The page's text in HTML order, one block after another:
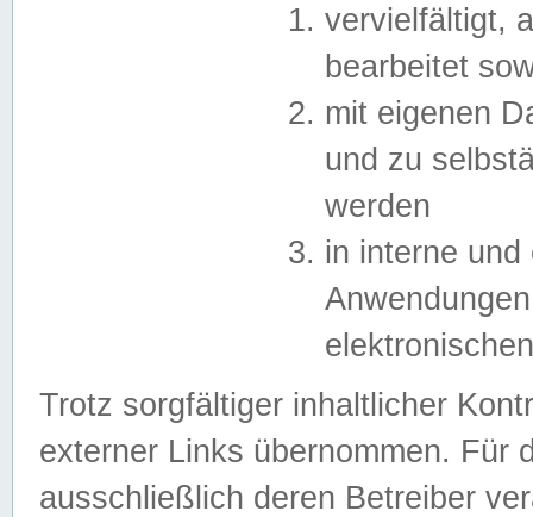
vervielfältigt,
bearbeitet
mit eigenen
und zu
werden
in interne
Trotz sorgfältiger inhaltlicher
externer Links übernommen. Für
ausschließlich deren Betreiber